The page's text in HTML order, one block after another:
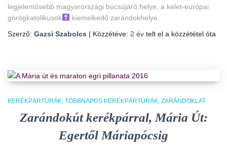
legjelentősebb magyarországi búcsújáró helye, a kelet-európai
görögkatolikusok
kiemelkedő zarándokhelye.
Szerző: Gazsi Szabolcs | Közzétéve: 2 év telt el a közzététel óta
KERÉKPÁRTÚRÁK TÖBBNAPOS KERÉKPÁRTÚRÁK ZARÁNDOKLAT
Zarándokút kerékpárral, Mária Út:
Egertől Máriapócsig